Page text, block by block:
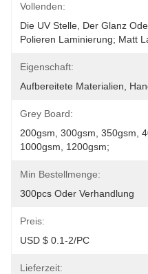
Vollenden:
Die UV Stelle, Der Glanz
Polieren Laminierung; Matt
Eigenschaft:
Aufbereitete Materialien,
Grey Board:
200gsm, 300gsm, 350gsm,
1000gsm, 1200gsm;
Min Bestellmenge:
300pcs Oder Verhandlung
Preis:
USD $ 0.1-2/PC
Lieferzeit: